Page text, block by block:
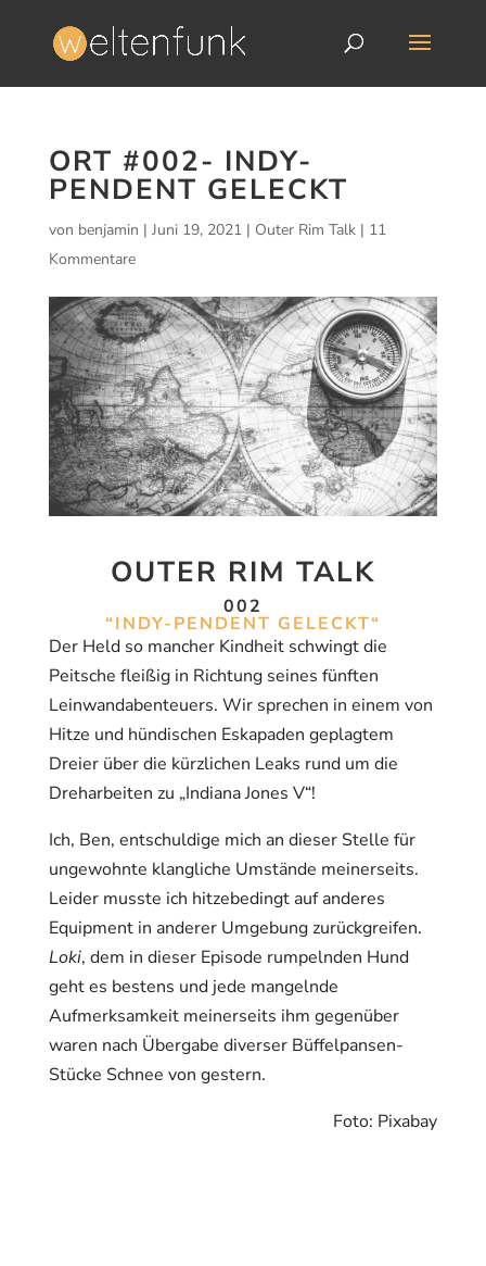
ORT #002- INDY-
PENDENT GELECKT
von benjamin | Juni 19, 2021| Outer Rim Talk| 11
Kommentare
OUTER RIM TALK
002
“INDY-PENDENT GELECKT“
Der Held so mancher Kindheit schwingt die
Peitsche fleißig in Richtung seines fünften
Leinwandabenteuers. Wir sprechen in einem von
Hitze und hündischen Eskapaden geplagtem
Dreier über die kürzlichen Leaks rund um die
Dreharbeiten zu „Indiana Jones V“!
Ich, Ben, entschuldige mich an dieser Stelle für
ungewohnte klangliche Umstände meinerseits.
Leider musste ich hitzebedingt auf anderes
Equipment in anderer Umgebung zurückgreifen.
Loki, dem in dieser Episode rumpelnden Hund
geht es bestens und jede mangelnde
Aufmerksamkeit meinerseits ihm gegenüber
waren nach Übergabe diverser Büffelpansen-
Stücke Schnee von gestern.
Foto: Pixabay